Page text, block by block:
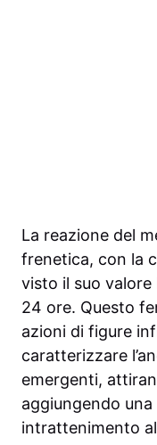
La reazione del
frenetica, con la
visto il suo valore
24 ore. Questo
azioni di figure
caratterizzare
emergenti,
aggiungendo
intrattenimento